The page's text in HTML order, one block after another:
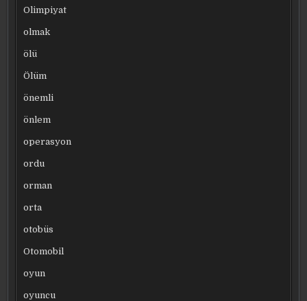
Olimpiyat
olmak
ölü
Ölüm
önemli
önlem
operasyon
ordu
orman
orta
otobüs
Otomobil
oyun
oyuncu